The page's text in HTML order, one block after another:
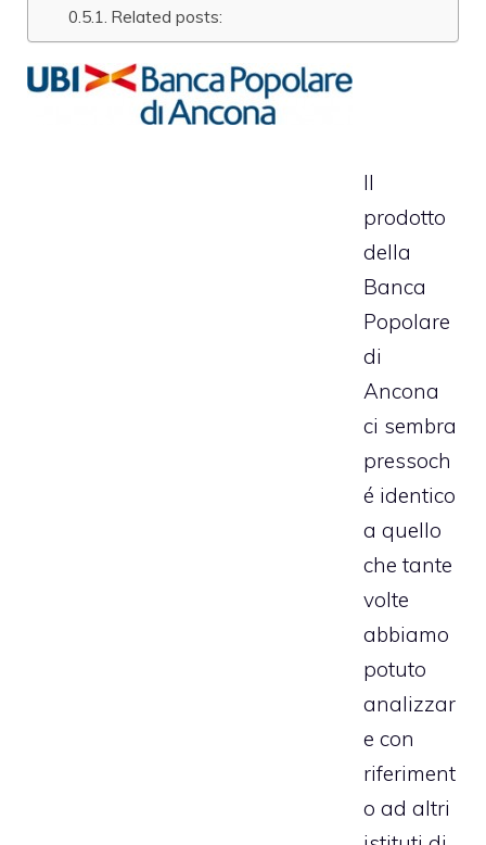
Related posts:
Il
prodotto
della
Banca
Popolare
di
Ancona
ci sembra
pressoch
é identico
a quello
che tante
volte
abbiamo
potuto
analizzar
e con
riferiment
o ad altri